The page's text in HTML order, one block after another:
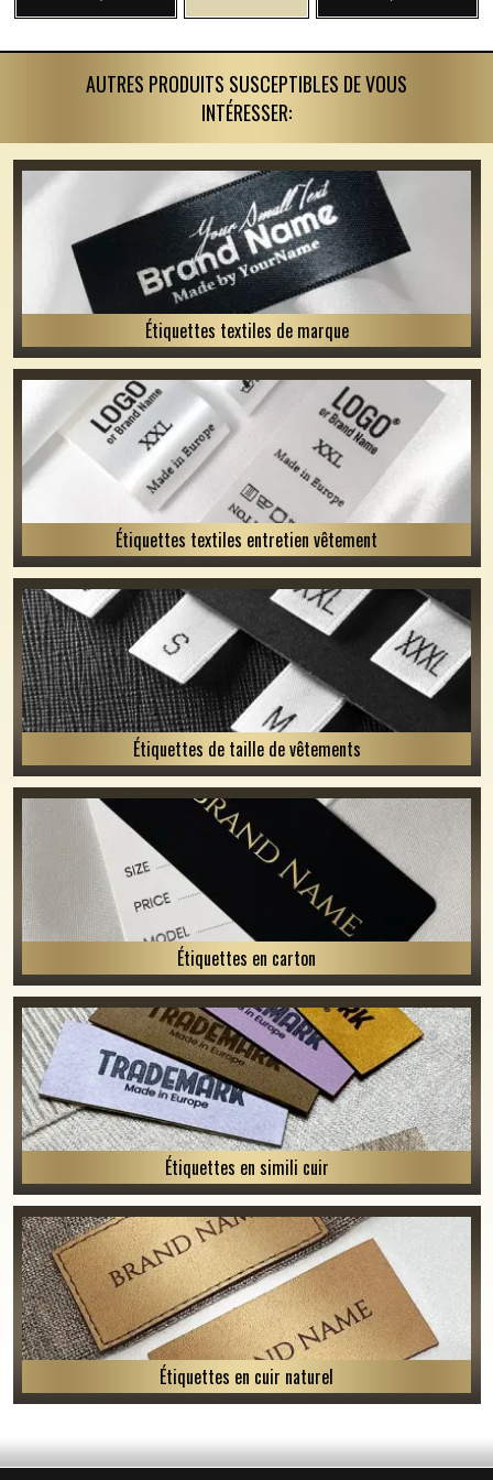
AUTRES PRODUITS SUSCEPTIBLES DE VOUS
INTÉRESSER:
Étiquettes textiles de marque
Étiquettes textiles entretien vêtement
Étiquettes de taille de vêtements
Étiquettes en carton
Étiquettes en simili cuir
Étiquettes en cuir naturel